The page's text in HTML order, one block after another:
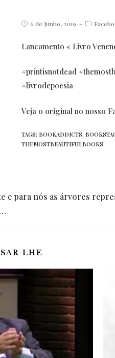
Post6 de Junho, 2019
Post
Lancamento « Livro
#printisnotdead #
#livrodepoesia
Veja o original no nosso
TAGS: BOOKADDICTS,
THEMOSTBEAUTIFULBOOKS
e para nós as árvores
LHE